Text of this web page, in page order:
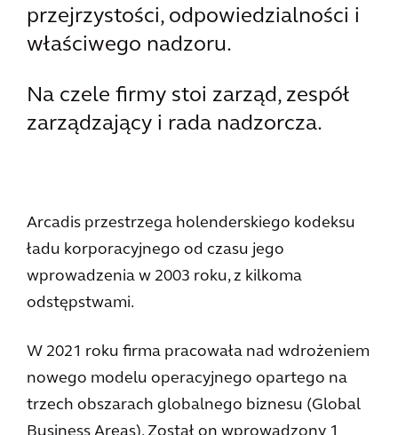
przejrzystości, odpowiedzialności i
właściwego nadzoru.
Na czele firmy stoi zarząd, zespół
zarządzający i rada nadzorcza.
Arcadis przestrzega holenderskiego kodeksu
ładu korporacyjnego od czasu jego
wprowadzenia w 2003 roku, z kilkoma
odstępstwami.
W 2021 roku firma pracowała nad wdrożeniem
nowego modelu operacyjnego opartego na
trzech obszarach globalnego biznesu (Global